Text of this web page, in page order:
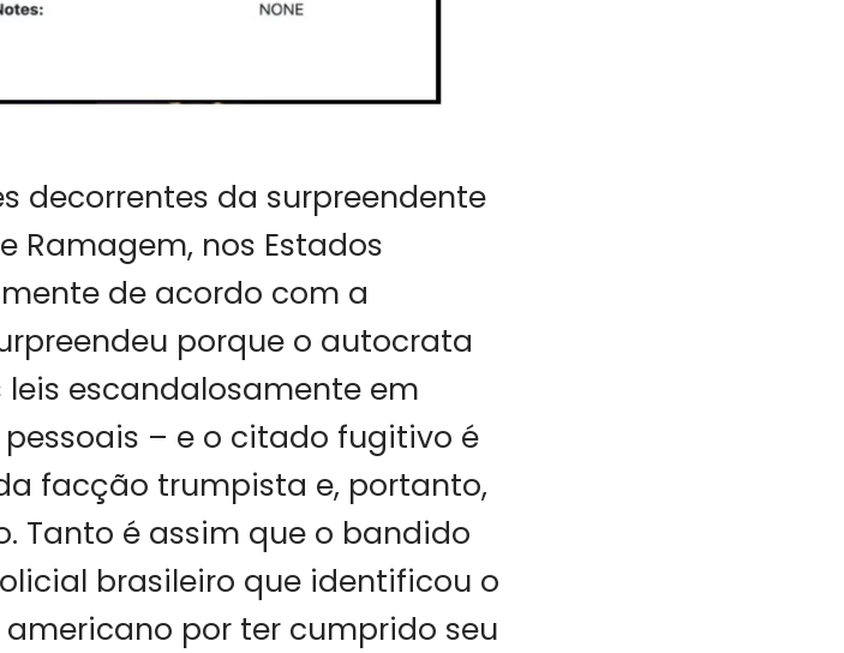
decorrentes da surpreendente
Ramagem, nos Estados
de acordo com a
porque o autocrata
escandalosamente em
– e o citado fugitivo é
facção trumpista e, portanto,
Tanto é assim que o bandido
brasileiro que identificou o
por ter cumprido seu